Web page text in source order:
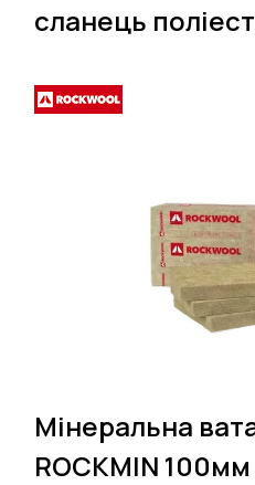
сланець
Мінеральна
ROCKMIN 100мм